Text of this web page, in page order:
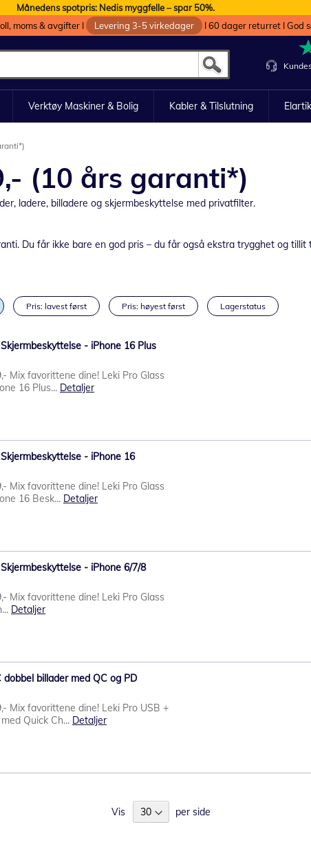
Månedens spotpris: Nedis myggfelle – spar 50%.
moms & avgifter I
Levering 3-5 virkedager I 60 dager returret I God
Verktøy Maskiner & Bolig Kabler & Tilslutning
(10 års garanti*)
ladere, billadere og skjermbeskyttelse med privatfilter.
Du får ikke bare en god pris – du får også ekstra trygghet og
Pris: lavest først Pris: høyest først Lagerstatus
- iPhone 16 Plus
Mix favorittene dine! Leki Pro Glass
16 Plus... Detaljer
- iPhone 16
Mix favorittene dine! Leki Pro Glass
16 Besk... Detaljer
- iPhone 6/7/8
Mix favorittene dine! Leki Pro Glass
Detaljer
dobbel billader med QC og PD
Mix favorittene dine! Leki Pro USB +
Quick Ch... Detaljer
Vis per side